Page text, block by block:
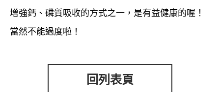
增強鈣、磷質吸收的方式之一，是有益健康的喔！
當然不能過度啦！
回列表頁